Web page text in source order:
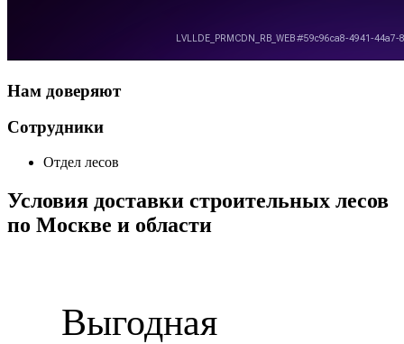
Нам доверяют
Сотрудники
Отдел лесов
Условия доставки строительных лесов
по Москве и области
Выгодная